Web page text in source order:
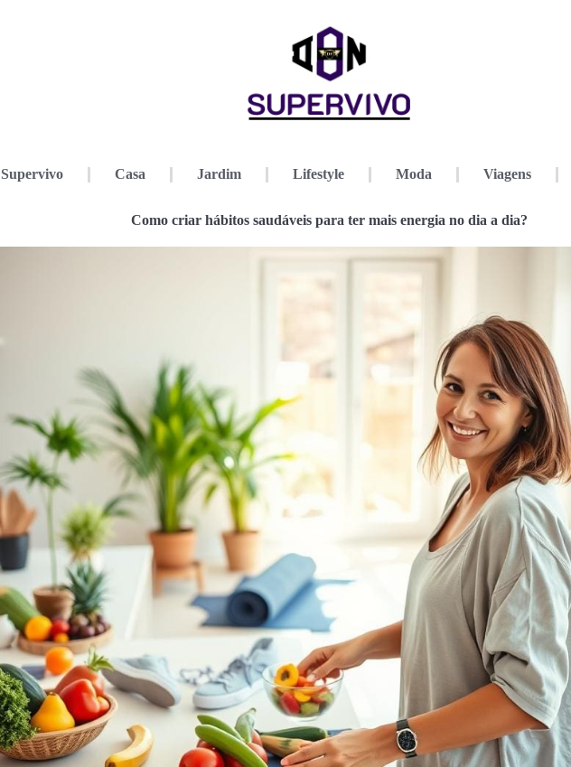
Supervivo Casa Jardim Lifestyle Moda Viagens
Como criar hábitos saudáveis para ter mais energia no dia a dia?